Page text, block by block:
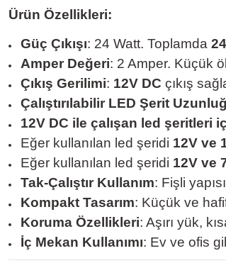
Ürün Özellikleri:
Güç Çıkışı: 24 Watt. Toplamda
Amper Değeri: 2 Amper. Küçük
Çıkış Gerilimi: 12V DC çıkış
Çalıştırılabilir LED Şerit
12V DC ile çalışan led şeritleri
Eğer kullanılan led şeridi 12V ve
Eğer kullanılan led şeridi 12V ve
Tak-Çalıştır Kullanım: Fişli
Kompakt Tasarım: Küçük ve
Koruma Özellikleri: Aşırı yük,
İç Mekan Kullanımı: Ev ve ofis